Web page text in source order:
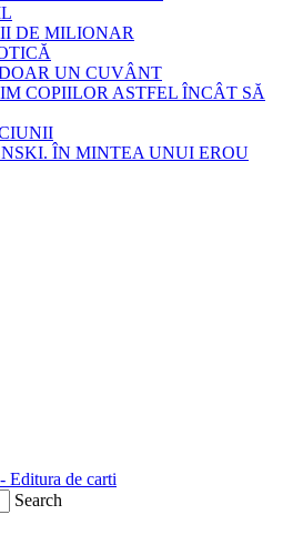
DE MILIONAR
UN CUVÂNT
COPIILOR ASTFEL ÎNCÂT SĂ
ÎN MINTEA UNUI EROU
Search